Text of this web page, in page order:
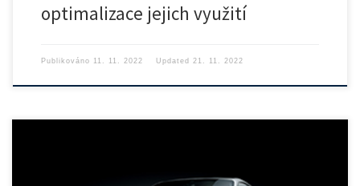
optimalizace jejich využití
Publikováno 11. 11. 2022 Updated 21. 11. 2022